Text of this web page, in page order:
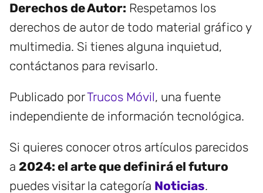
Derechos de Autor: Respetamos los
derechos de autor de todo material gráfico y
multimedia. Si tienes alguna inquietud,
contáctanos para revisarlo.
Publicado porTrucos Móvil, una fuente
independiente de información tecnológica.
Si quieres conocer otros artículos parecidos
a 2024: el arte que definirá el futuro
puedes visitar la categoría Noticias.